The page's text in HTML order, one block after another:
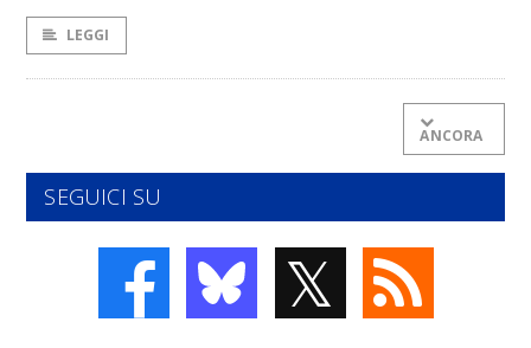
LEGGI
ANCORA
SEGUICI SU
𝕏